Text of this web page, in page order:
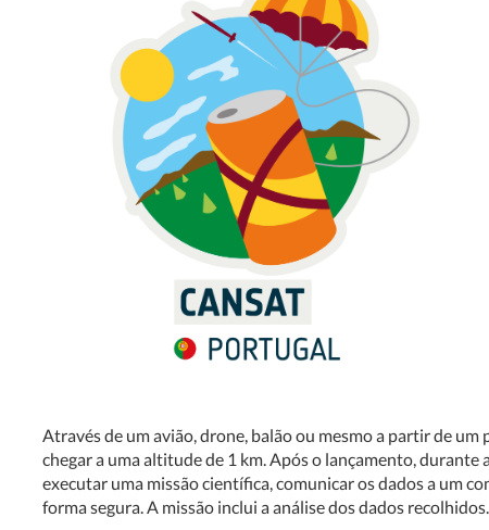
Através de um avião, drone, balão ou mesmo a partir de um
chegar a uma altitude de 1 km. Após o lançamento, durante
executar uma missão científica, comunicar os dados a um
forma segura. A missão inclui a análise dos dados recolhidos.